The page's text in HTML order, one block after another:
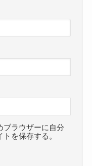
ブラウザーに自分
を保存する。